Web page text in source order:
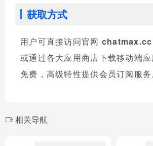
获取方式
用户可直接访问官网 chatmax.cc
或通过各大应用商店下载移动端
免费，高级特性提供会员订阅服务
相关导航